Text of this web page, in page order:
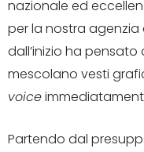
nazionale ed
per la nostra
dall’inizio ha pensato
mescolano vesti
voice
Partendo dal